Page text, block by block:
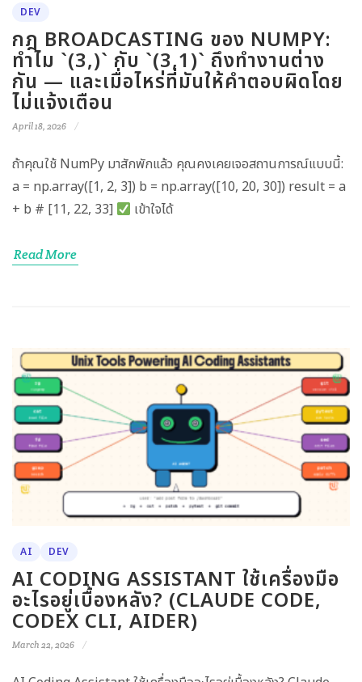
DEV
กฎ BROADCASTING ของ NUMPY:
ทำไม `(3,)` กับ `(3,1)` ถึงทำงานต่าง
กัน — และเมื่อไหร่ที่มันให้คำตอบผิดโดย
ไม่แจ้งเตือน
April 18, 2026
ถ้าคุณใช้ NumPy มาสักพักแล้ว คุณคงเคยเจอสถานการณ์แบบนี้:
a = np.array([1, 2, 3]) b = np.array([10, 20, 30]) result = a
+ b # [11, 22, 33]
เข้าใจได้
Read More
AI DEV
AI CODING ASSISTANT ใช้เครื่องมือ
อะไรอยู่เบื้องหลัง? (CLAUDE CODE,
CODEX CLI, AIDER)
March 22, 2026